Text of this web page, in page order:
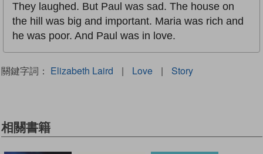
They laughed. But Paul was sad. The house on
the hill was big and important. Maria was rich and
he was poor. And Paul was in love.
關鍵字詞： Elizabeth Laird | Love | Story
相關書籍